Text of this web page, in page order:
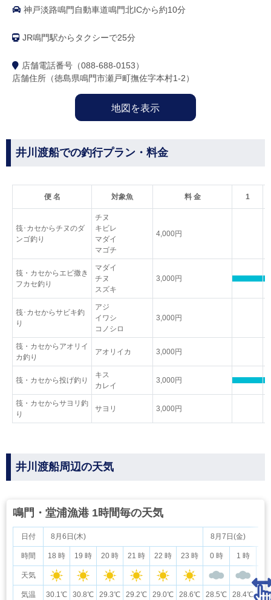
神戸淡路鳴門自動車道鳴門北ICから約10分
JR鳴門駅からタクシーで25分
店舗電話番号（088-688-0153）
店舗住所（徳島県鳴門市瀬戸町撫佐字本村1-2）
地図を表示
井川渡船での釣行プラン・料金
便 名 対象魚 料 金 1
筏･カセからチヌのダ
ンゴ釣り
チヌ
キビレ
マダイ
マゴチ
4,000円
筏・カセからエビ撒き
フカセ釣り
マダイ
チヌ
スズキ
3,000円
筏･カセからサビキ釣
り
アジ
イワシ
コノシロ
3,000円
筏・カセからアオリイ
カ釣り
アオリイカ 3,000円
筏・カセから投げ釣り
キス
カレイ
3,000円
筏・カセからサヨリ釣
り
サヨリ 3,000円
井川渡船周辺の天気
鳴門・堂浦漁港 1時間毎の天気
日付
時間
天気
気温
8月6日(木) 8月7日(金)
18 時 19 時 20 時 21 時 22 時 23 時 0 時 1 時
30.1℃ 30.8℃ 29.3℃ 29.2℃ 29.0℃ 28.6℃ 28.5℃ 28.4℃